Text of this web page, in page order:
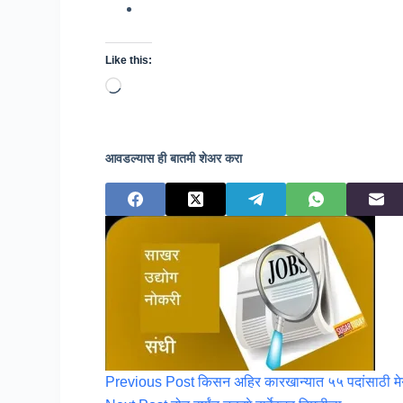
Like this:
Loading…
आवडल्यास ही बातमी शेअर करा
Previous Post किसन अहिर कारखान्यात ५५ पदांसाठी